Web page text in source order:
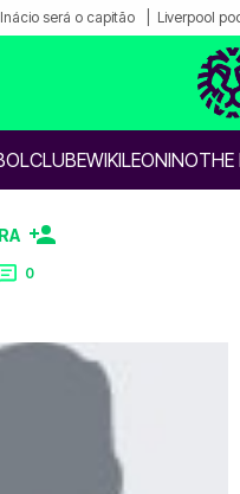
será o capitão Liverpool
CLUBEWIKILEONINOTHE
0